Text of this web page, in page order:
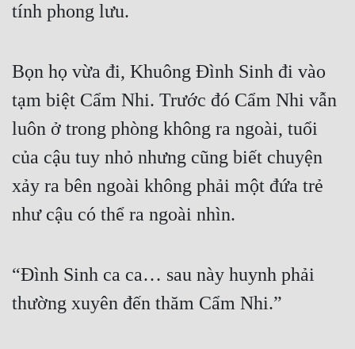
tính phong lưu.
Bọn họ vừa đi, Khuông Đình Sinh đi vào
tạm biệt Cẩm Nhi. Trước đó Cẩm Nhi vẫn
luôn ở trong phòng không ra ngoài, tuổi
của cậu tuy nhỏ nhưng cũng biết chuyện
xảy ra bên ngoài không phải một đứa trẻ
như cậu có thể ra ngoài nhìn.
“Đình Sinh ca ca… sau này huynh phải
thường xuyên đến thăm Cẩm Nhi.”